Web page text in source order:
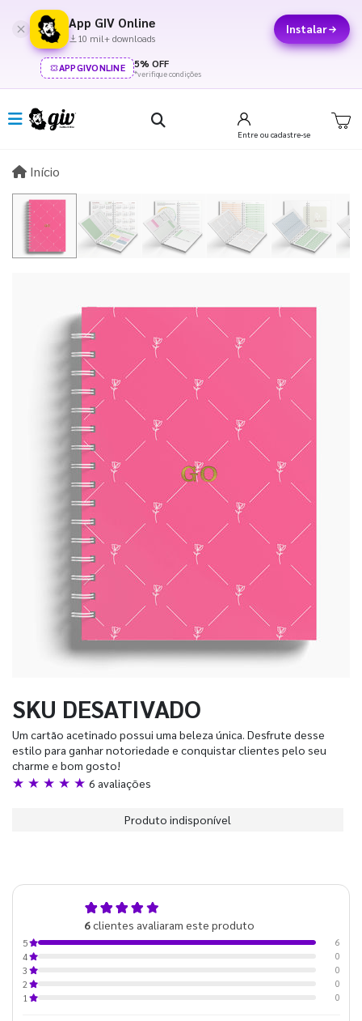
App GIV Online
10 mil+ downloads
Instalar
APPGIVONLINE 5% OFF
*verifique condições
Entre ou cadastre-se
Início
SKU DESATIVADO
Um cartão acetinado possui uma beleza única. Desfrute desse
estilo para ganhar notoriedade e conquistar clientes pelo seu
charme e bom gosto!
★ ★ ★ ★ ★ 6 avaliações
Produto indisponível
6clientes avaliaram este produto
5
6
4
0
3
0
2
0
1
0